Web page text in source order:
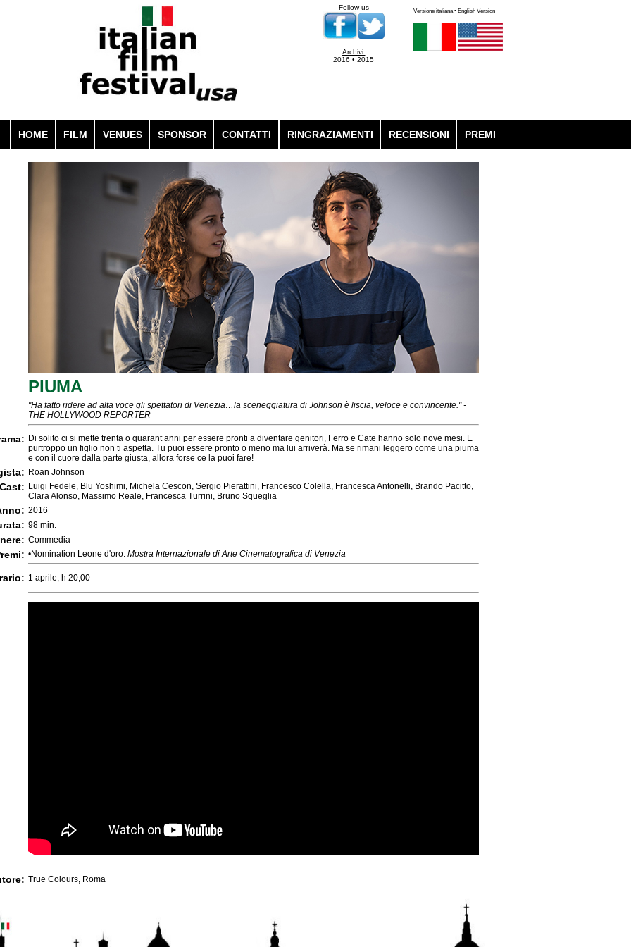
Versione italiana • English Version
Follow us
Archivi:
2016 • 2015
HOME FILM VENUES SPONSOR CONTATTI RINGRAZIAMENTI RECENSIONI PREMI
PIUMA
"Ha fatto ridere ad alta voce gli spettatori di Venezia…la sceneggiatura di Johnson è liscia, veloce e convincente."-
THE HOLLYWOOD REPORTER
Di solito ci si mette trenta o quarant’anni per essere pronti a diventare genitori, Ferro e Cate hanno solo nove mesi. E
purtroppo un figlio non ti aspetta. Tu puoi essere pronto o meno ma lui arriverà. Ma se rimani leggero come una piuma
e con il cuore dalla parte giusta, allora forse ce la puoi fare!
Roan Johnson
Cast: Luigi Fedele, Blu Yoshimi, Michela Cescon, Sergio Pierattini, Francesco Colella, Francesca Antonelli, Brando Pacitto,
Clara Alonso, Massimo Reale, Francesca Turrini, Bruno Squeglia
2016
98 min.
Commedia
•Nomination Leone d'oro: Mostra Internazionale di Arte Cinematografica di Venezia
1 aprile, h 20,00
True Colours, Roma